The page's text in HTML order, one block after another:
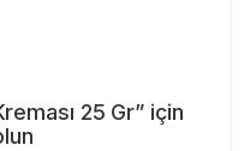
25 Gr” için